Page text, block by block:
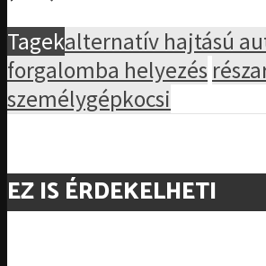
Tagekalternatív hajtású
forgalomba helyezés
személygépkocsi
EZ IS ÉRDEKELHETI